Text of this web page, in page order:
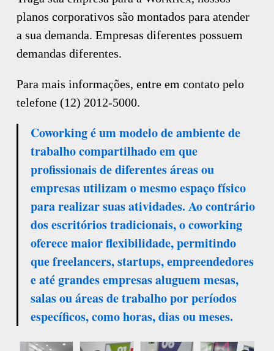
planos corporativos são montados para atender
a sua demanda. Empresas diferentes possuem
demandas diferentes.
Para mais informações, entre em contato pelo
telefone (12) 2012-5000.
Coworking é um modelo de ambiente de
trabalho compartilhado em que
profissionais de diferentes áreas ou
empresas utilizam o mesmo espaço físico
para realizar suas atividades. Ao contrário
dos escritórios tradicionais, o coworking
oferece maior flexibilidade, permitindo
que freelancers, startups, empreendedores
e até grandes empresas aluguem mesas,
salas ou áreas de trabalho por períodos
específicos, como horas, dias ou meses.